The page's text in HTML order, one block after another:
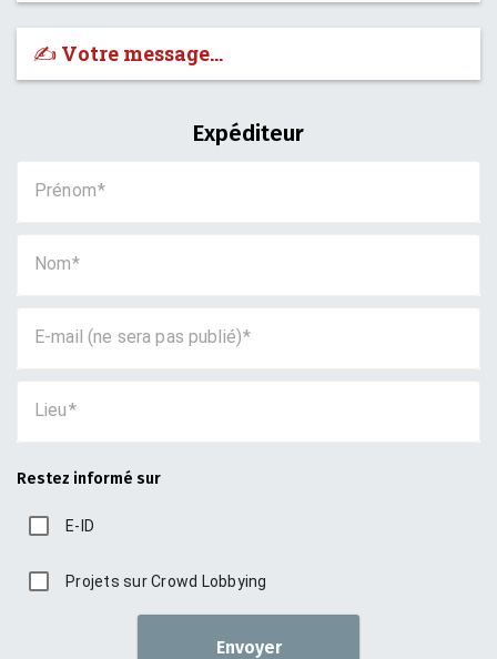
✍️ Votre message…
Expéditeur
Prénom
Nom
E-mail (ne sera pas publié)
Lieu
Restez informé sur
E-ID
Projets sur Crowd Lobbying
Envoyer